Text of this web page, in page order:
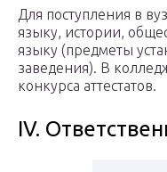
Для поступления в
языку, истории,
языку (предметы
заведения). В
конкурса аттестатов.
IV.